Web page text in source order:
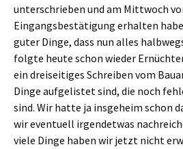
unterschrieben und am Mittwoch
Eingangsbestätigung erhalten
guter Dinge, dass nun alles
folgte heute schon wieder
ein dreiseitiges Schreiben vom
Dinge aufgelistet sind, die noch
sind. Wir hatte ja insgeheim schon
wir eventuell irgendetwas
viele Dinge haben wir jetzt nicht